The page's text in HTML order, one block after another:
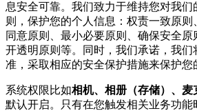
息安全可靠。我们致力于维持您对我
则，保护您的个人信息：权责一致原
同意原则、最小必要原则、确保安全
开透明原则等。同时，我们承诺，我
准，采取相应的安全保护措施来保护您
系统权限比如相机、相册（存储）、麦
默认开启。只有在您触发相关业务功